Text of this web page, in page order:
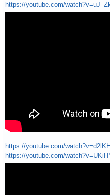
https://youtube.com/
https://youtube.com/
https://youtube.com/